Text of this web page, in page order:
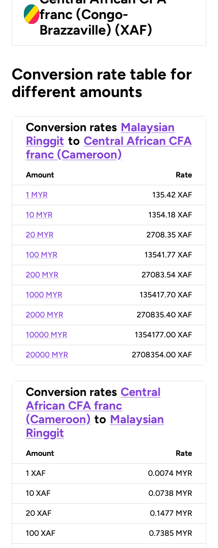
franc (Congo-
Brazzaville) (XAF)
Conversion rate table for
different amounts
Conversion rates Malaysian
Ringgit to Central African CFA
franc (Cameroon)
Amount Rate
1 MYR 135.42 XAF
10 MYR 1354.18 XAF
20 MYR 2708.35 XAF
100 MYR 13541.77 XAF
200 MYR 27083.54 XAF
1000 MYR 135417.70 XAF
2000 MYR 270835.40 XAF
10000 MYR 1354177.00 XAF
20000 MYR 2708354.00 XAF
Conversion rates Central
African CFA franc
(Cameroon) to Malaysian
Ringgit
Amount Rate
1 XAF 0.0074 MYR
10 XAF 0.0738 MYR
20 XAF 0.1477 MYR
100 XAF 0.7385 MYR